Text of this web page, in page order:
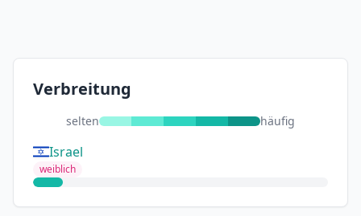
Verbreitung
selten häufig
Israel
weiblich